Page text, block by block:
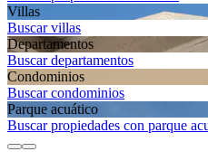
Villas
Buscar villas
Departa­mentos
Buscar departamentos
Condominios
Buscar condominios
Parque acuático
Buscar propiedades con parque